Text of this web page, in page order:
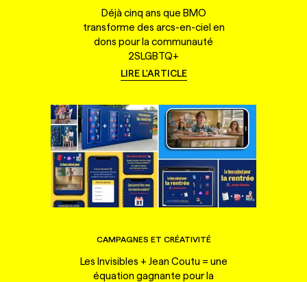
Déjà cinq ans que BMO
transforme des arcs-en-ciel en
dons pour la communauté
2SLGBTQ+
LIRE L'ARTICLE
CAMPAGNES ET CRÉATIVITÉ
Les Invisibles + Jean Coutu = une
équation gagnante pour la